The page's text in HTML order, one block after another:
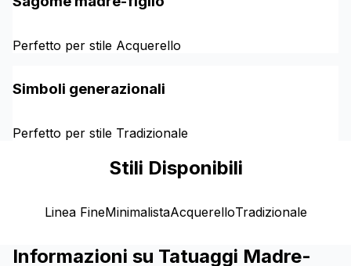
Perfetto per stile Acquerello
Simboli generazionali
Perfetto per stile Tradizionale
Stili Disponibili
Linea FineMinimalistaAcquerelloTradizionale
Informazioni su Tatuaggi Madre-